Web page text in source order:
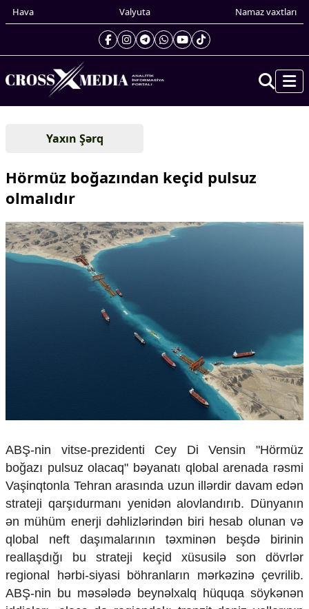
Hava Valyuta Namaz vaxtları
Gündəm
Xarici xəbərlər
Cənubi Qafqaz
Yaxın Şərq
Avropa
Amerika
Multimedia
Foto
Video
İnfoqrafika
Podcast
Humanitar
Elm və təhsil
Mədəniyyət
Diaspor
Yaxın Şərq
Hörmüz boğazından keçid pulsuz
olmalıdır
ABŞ-nin vitse-prezidenti Cey Di Vensin "Hörmüz
boğazı pulsuz olacaq" bəyanatı qlobal arenada rəsmi
Vaşinqtonla Tehran arasında uzun illərdir davam edən
strateji qarşıdurmanı yenidən alovlandırıb. Dünyanın
ən mühüm enerji dəhlizlərindən biri hesab olunan və
qlobal neft daşımalarının təxminən beşdə birinin
reallaşdığı bu strateji keçid xüsusilə son dövrlər
regional hərbi-siyasi böhranların mərkəzinə çevrilib.
ABŞ-nin bu məsələdə beynəlxalq hüquqa söykənən